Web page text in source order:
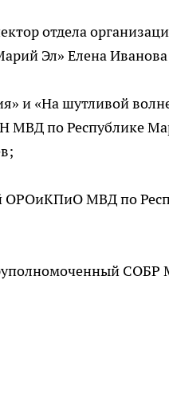
отдела
Эл» Елена
и «На шутливой
по Республике
ОРОиКПиО МВД по
СОБР